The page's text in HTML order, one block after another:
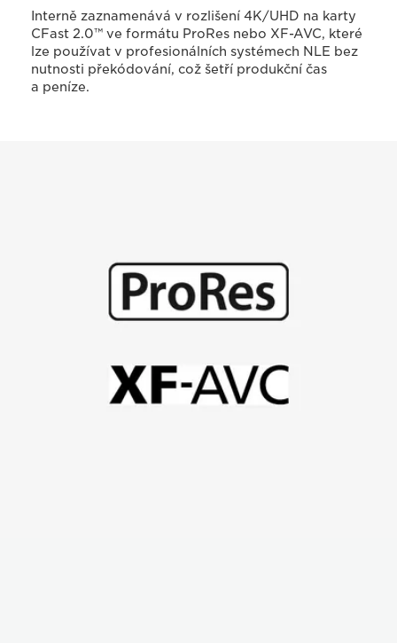
Interně zaznamenává v rozlišení 4K/UHD na karty
CFast 2.0™ ve formátu ProRes nebo XF-AVC, které
lze používat v profesionálních systémech NLE bez
nutnosti překódování, což šetří produkční čas
a peníze.